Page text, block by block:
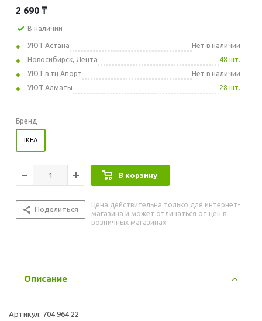
2 690 ₸
В наличии
УЮТ Астана
Нет в наличии
Новосибирск, Лента
48 шт.
УЮТ в тц Апорт
Нет в наличии
УЮТ Алматы
28 шт.
Бренд
IKEA
В корзину
Поделиться
Цена действительна только для интернет-
магазина и может отличаться от цен в
розничных магазинах
Описание
Артикул: 704.964.22